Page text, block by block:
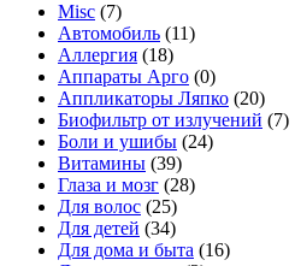
Misc (7)
Автомобиль (11)
Аллергия (18)
Аппараты Арго (0)
Аппликаторы Ляпко (20)
Биофильтр от излучений (7)
Боли и ушибы (24)
Витамины (39)
Глаза и мозг (28)
Для волос (25)
Для детей (34)
Для дома и быта (16)